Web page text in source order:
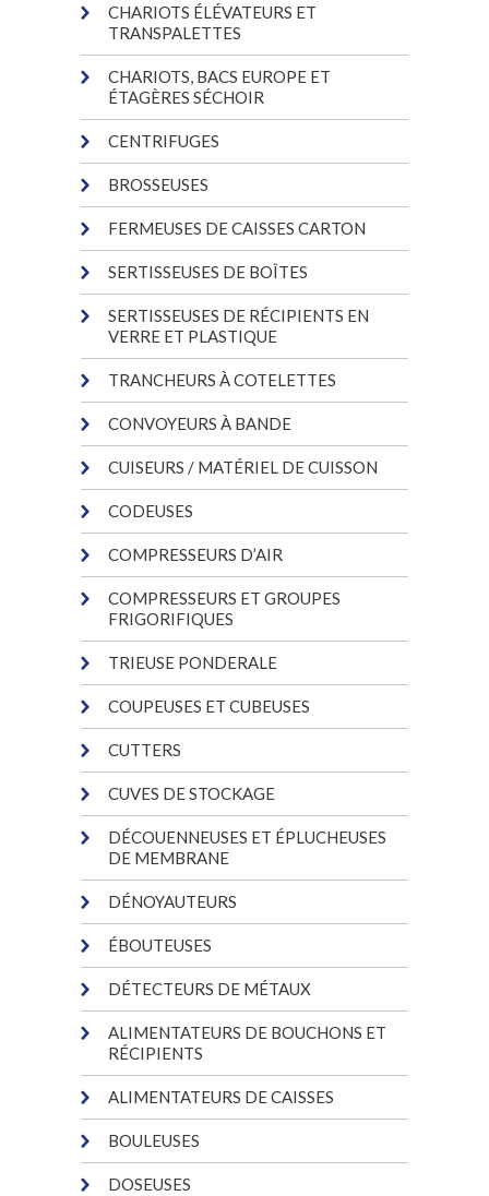
CHARIOTS ÉLÉVATEURS ET
TRANSPALETTES
CHARIOTS, BACS EUROPE ET
ÉTAGÈRES SÉCHOIR
CENTRIFUGES
BROSSEUSES
FERMEUSES DE CAISSES CARTON
SERTISSEUSES DE BOÎTES
SERTISSEUSES DE RÉCIPIENTS EN
VERRE ET PLASTIQUE
TRANCHEURS À COTELETTES
CONVOYEURS À BANDE
CUISEURS / MATÉRIEL DE CUISSON
CODEUSES
COMPRESSEURS D’AIR
COMPRESSEURS ET GROUPES
FRIGORIFIQUES
TRIEUSE PONDERALE
COUPEUSES ET CUBEUSES
CUTTERS
CUVES DE STOCKAGE
DÉCOUENNEUSES ET ÉPLUCHEUSES
DE MEMBRANE
DÉNOYAUTEURS
ÉBOUTEUSES
DÉTECTEURS DE MÉTAUX
ALIMENTATEURS DE BOUCHONS ET
RÉCIPIENTS
ALIMENTATEURS DE CAISSES
BOULEUSES
DOSEUSES